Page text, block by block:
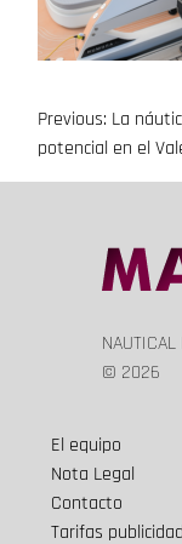
Navegación
Previous: La
potencial en el
NAUTICAL
© 2026
El equipo
Nota Legal
Contacto
Tarifas